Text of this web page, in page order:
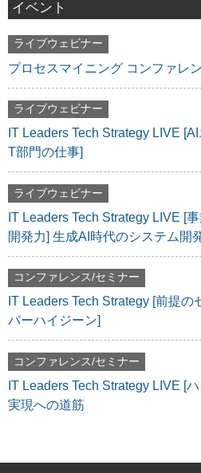
イベント
ライブウェビナー
プロセスマイニング コンファレ
ライブウェビナー
IT Leaders Tech Strategy LIVE
T部門の仕事]
ライブウェビナー
IT Leaders Tech Strategy LIVE [
開発力] 生成AI時代のシステム開
コンファレンス/セミナー
IT Leaders Tech Strategy [前提
バーハイジーン]
コンファレンス/セミナー
IT Leaders Tech Strategy LIVE [
実現への道筋